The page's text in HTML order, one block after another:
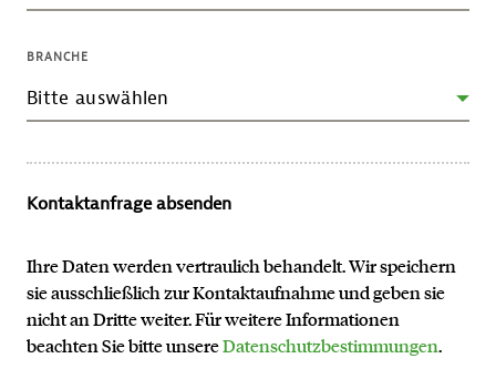
BRANCHE
Kontaktanfrage absenden
Ihre Daten werden vertraulich behandelt. Wir speichern
sie ausschließlich zur Kontaktaufnahme und geben sie
nicht an Dritte weiter. Für weitere Informationen
beachten Sie bitte unsereDatenschutzbestimmungen.